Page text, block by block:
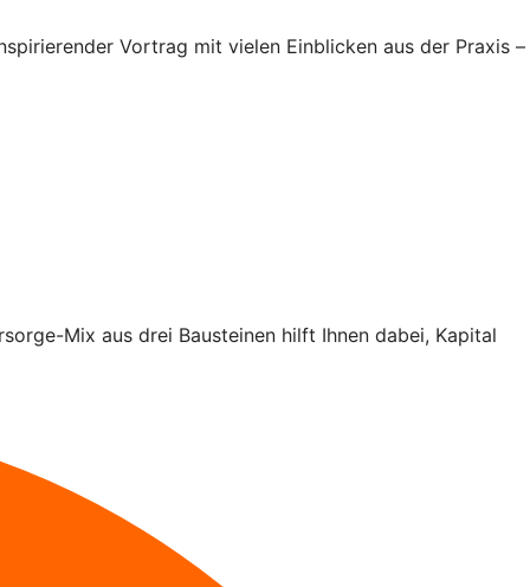
Vortrag mit vielen Einblicken aus der Praxis –
Mix aus drei Bausteinen hilft Ihnen dabei, Kapital